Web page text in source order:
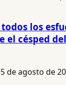
los
el césped
5 de agosto de